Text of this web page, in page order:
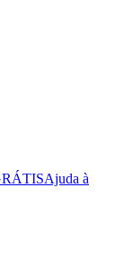
Ajuda à